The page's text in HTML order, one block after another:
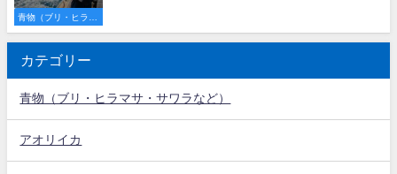
青物（ブリ・ヒラマ
カテゴリー
青物（ブリ・ヒラマサ・サワラなど）
アオリイカ